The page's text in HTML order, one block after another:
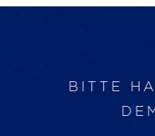
BITTE